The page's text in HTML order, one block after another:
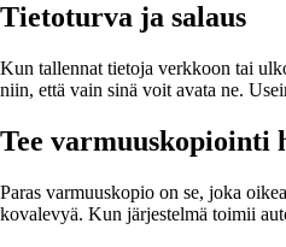
Tietoturva ja salaus
Kun tallennat tietoja verkkoon tai
niin, että vain sinä voit avata ne.
Tee varmuuskopiointi
Paras varmuuskopio on se, joka
kovalevyä. Kun järjestelmä toimii